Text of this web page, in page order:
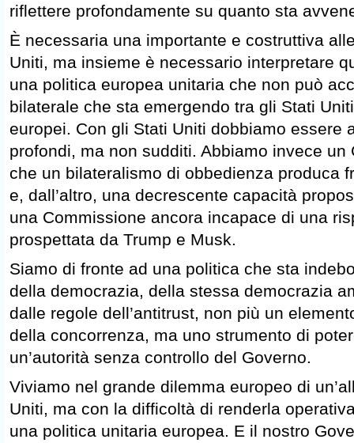
riflettere profondamente su quanto sta
È necessaria una importante e costruttiva
Uniti, ma insieme è necessario interpretare
una politica europea unitaria che non può
bilaterale che sta emergendo tra gli Stati
europei. Con gli Stati Uniti dobbiamo essere
profondi, ma non sudditi. Abbiamo invece un
che un bilateralismo di obbedienza produca
e, dall’altro, una decrescente capacità
una Commissione ancora incapace di una
prospettata da Trump e Musk.
Siamo di fronte ad una politica che sta
della democrazia, della stessa democrazia
dalle regole dell’antitrust, non più un
della concorrenza, ma uno strumento di
un’autorità senza controllo del Governo.
Viviamo nel grande dilemma europeo di
Uniti, ma con la difficoltà di renderla
una politica unitaria europea. E il nostro